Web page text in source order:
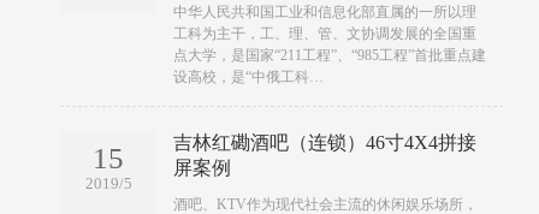
中华人民共和国工业和信息化部直属的一所以理
工科为主干，工、理、管、文协调发展的全国重
点大学，是国家“211工程”、“985工程”首批重点建
设高校，是“中俄工科…
15
2019/5
吉林红磡酒吧（连锁）46寸4X4拼接
屏案例
​​酒吧、KTV作为现代社会主流的休闲娱乐场所，